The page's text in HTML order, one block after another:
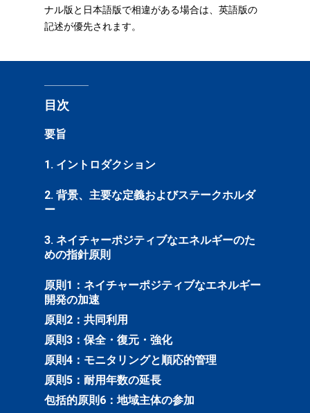
ナル版と日本語版で相違がある場合は、英語版の
記述が優先されます。
目次
要旨
1. イントロダクション
2. 背景、主要な定義およびステークホルダ
ー
3. ネイチャーポジティブなエネルギーのた
めの指針原則
原則1：ネイチャーポジティブなエネルギー
開発の加速
原則2：共同利用
原則3：保全・復元・強化
原則4：モニタリングと順応的管理
原則5：耐用年数の延長
包括的原則6：地域主体の参加